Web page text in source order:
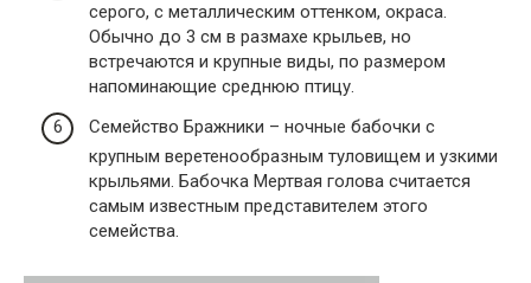
серого, с металлическим оттенком, окраса.
Обычно до 3 см в размахе крыльев, но
встречаются и крупные виды, по размером
напоминающие среднюю птицу.
Семейство Бражники – ночные бабочки с
крупным веретенообразным туловищем и узкими
крыльями. Бабочка Мертвая голова считается
самым известным представителем этого
семейства.